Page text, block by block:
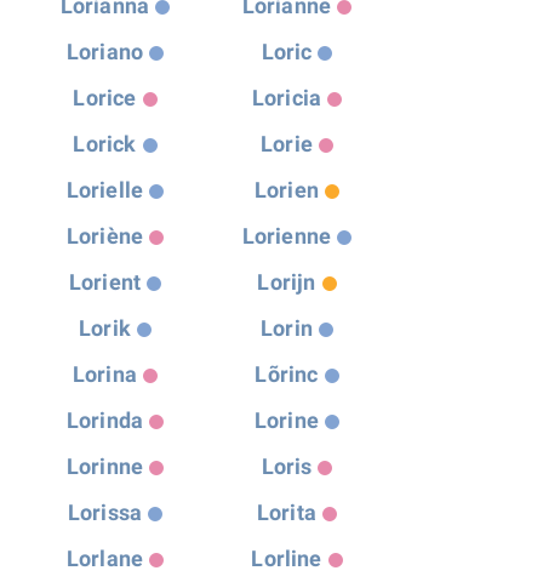
Lorianna
Lorianne
Loriano
Loric
Lorice
Loricia
Lorick
Lorie
Lorielle
Lorien
Loriène
Lorienne
Lorient
Lorijn
Lorik
Lorin
Lorina
Lõrinc
Lorinda
Lorine
Lorinne
Loris
Lorissa
Lorita
Lorlane
Lorline